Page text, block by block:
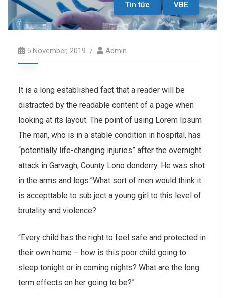
Tin tức VBE
5 November, 2019 Admin
It is a long established fact that a reader will be
distracted by the readable content of a page when
looking at its layout. The point of using Lorem Ipsum
The man, who is in a stable condition in hospital, has
“potentially life-changing injuries” after the overnight
attack in Garvagh, County Lono donderry. He was shot
in the arms and legs.”What sort of men would think it
is accepttable to sub ject a young girl to this level of
brutality and violence?
“Every child has the right to feel safe and protected in
their own home – how is this poor child going to
sleep tonight or in coming nights? What are the long
term effects on her going to be?”